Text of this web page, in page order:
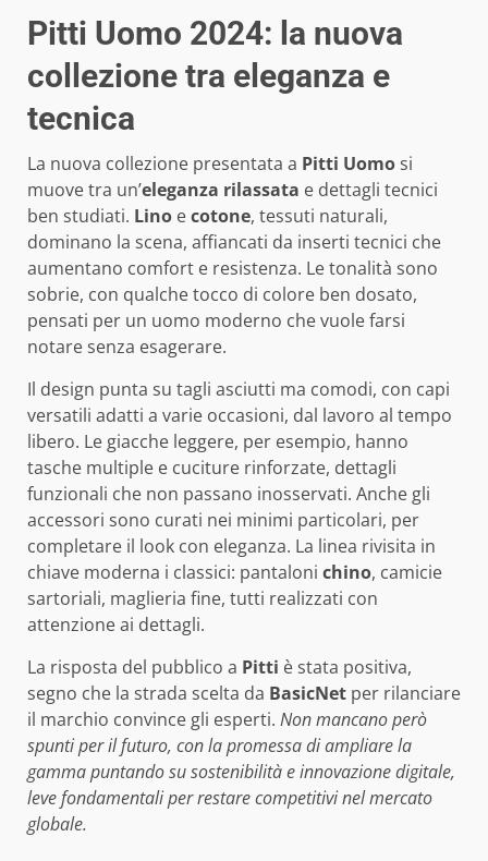
Pitti Uomo 2024: la nuova
collezione tra eleganza e
tecnica
La nuova collezione presentata a Pitti Uomosi
muove tra un’eleganza rilassata e dettagli tecnici
ben studiati. Lino ecotone, tessuti naturali,
dominano la scena, affiancati da inserti tecnici che
aumentano comfort e resistenza. Le tonalità sono
sobrie, con qualche tocco di colore ben dosato,
pensati per un uomo moderno che vuole farsi
notare senza esagerare.
Il design punta su tagli asciutti ma comodi, con capi
versatili adatti a varie occasioni, dal lavoro al tempo
libero. Le giacche leggere, per esempio, hanno
tasche multiple e cuciture rinforzate, dettagli
funzionali che non passano inosservati. Anche gli
accessori sono curati nei minimi particolari, per
completare il look con eleganza. La linea rivisita in
chiave moderna i classici: pantaloni chino, camicie
sartoriali, maglieria fine, tutti realizzati con
attenzione ai dettagli.
La risposta del pubblico a Pitti è stata positiva,
segno che la strada scelta da BasicNet per rilanciare
il marchio convince gli esperti. Non mancano però
spunti per il futuro, con la promessa di ampliare la
gamma puntando su sostenibilità e innovazione digitale,
leve fondamentali per restare competitivi nel mercato
globale.